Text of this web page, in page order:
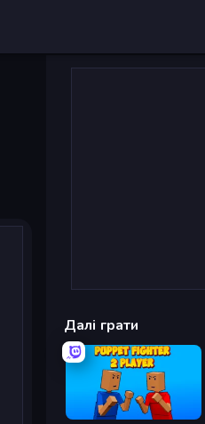
Далі грати
Puppet Fighter 2 Player